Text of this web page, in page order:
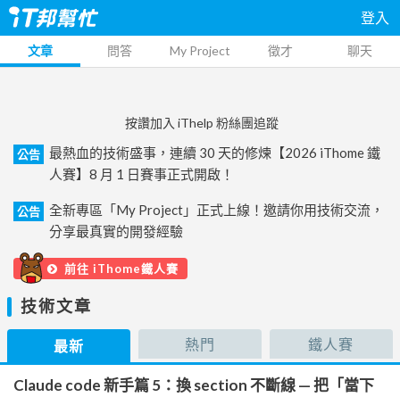
登入
文章 問答 My Project 徵才 聊天
按讚加入 iThelp 粉絲團追蹤
公告
最熱血的技術盛事，連續 30 天的修煉【2026 iThome 鐵
人賽】8 月 1 日賽事正式開啟！
公告
全新專區「My Project」正式上線！邀請你用技術交流，
分享最真實的開發經驗
前往 iThome鐵人賽
技術文章
最新 熱門 鐵人賽
Claude code 新手篇 5：換 section 不斷線 — 把「當下